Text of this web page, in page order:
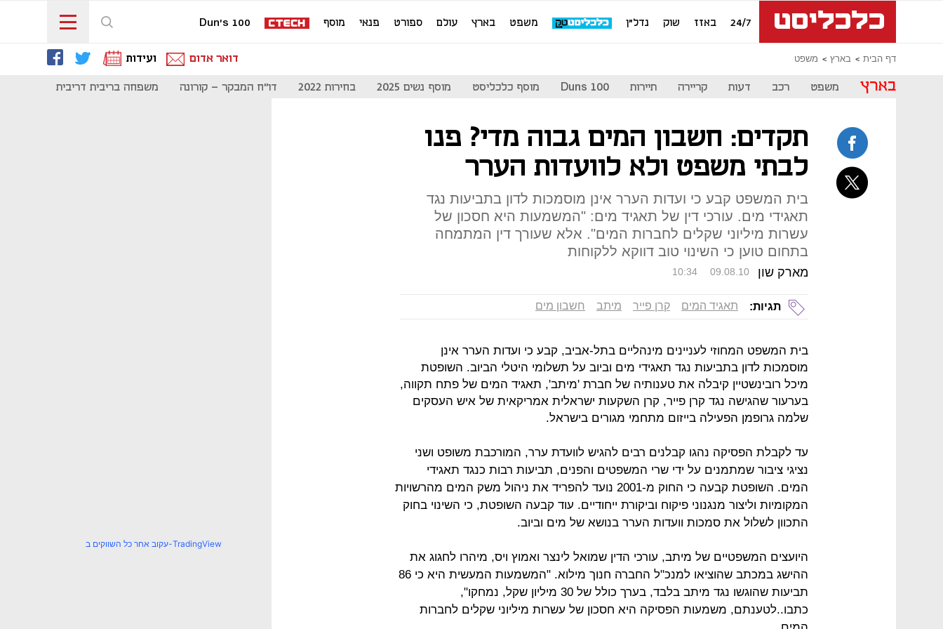
24/7 באזז שוק נדל"ן משפט בארץ עולם ספורט פנאי מוסף Dun's 100
דף הבית בארץ משפט דואר אדום ועידות
בארץ משפט רכב דעות קריירה תיירות Duns 100 מוסף כלכליסט מוסף נשים 2025 בחירות 2022 דו"ח המבקר - קורונה משפחה בריבית דריבית
תקדים: חשבון המים גבוה מדי? פנו
לבתי משפט ולא לוועדות הערר
בית המשפט קבע כי ועדות הערר אינן מוסמכות לדון בתביעות נגד
תאגידי מים. עורכי דין של תאגיד מים: "המשמעות היא חסכון של
עשרות מיליוני שקלים לחברות המים". אלא שעורך דין המתמחה
בתחום טוען כי השינוי טוב דווקא ללקוחות
מארק שון 10:34 09.08.10
תגיות: תאגיד המים קרן פייר מיתב חשבון מים
בית המשפט המחוזי לעניינים מינהליים בתל-אביב, קבע כי ועדות הערר אינן
מוסמכות לדון בתביעות נגד תאגידי מים וביוב על תשלומי היטלי הביוב. השופטת
מיכל רובינשטיין קיבלה את טענותיה של חברת 'מיתב', תאגיד המים של פתח תקווה,
בערעור שהגישה נגד קרן פייר, קרן השקעות ישראלית אמריקאית של איש העסקים
שלמה גרופמן הפעילה בייזום מתחמי מגורים בישראל.
עד לקבלת הפסיקה נהגו קבלנים רבים להגיש לוועדת ערר, המורכבת משופט ושני
נציגי ציבור שמתמנים על ידי שרי המשפטים והפנים, תביעות רבות כנגד תאגידי
המים. השופטת קבעה כי החוק מ-2001 נועד להפריד את ניהול משק המים מהרשויות
המקומיות וליצור מנגנוני פיקוח וביקורת ייחודיים. עוד קבעה השופטת, כי השינוי בחוק
התכוון לשלול את סמכות וועדות הערר בנושא של מים וביוב.
היועצים המשפטיים של מיתב, עורכי הדין שמואל לינצר ואמוץ ויס, מיהרו לחגוג את
ההישג במכתב שהוציאו למנכ"ל החברה חנוך מילוא. "המשמעות המעשית היא כי 86
תביעות שהוגשו נגד מיתב בלבד, בערך כולל של 30 מיליון שקל, נמחקו",
כתבו..לטענתם, משמעות הפסיקה היא חסכון של עשרות מיליוני שקלים לחברות
עקוב אחר כל השווקים ב-TradingView